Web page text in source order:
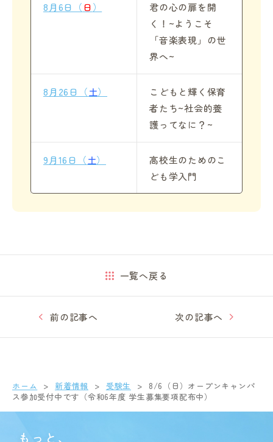
8月6日（日）
君の心の扉を開
く！~ようこそ
「音楽表現」の世
界へ~
8月26日（土）
こどもと輝く保育
者たち~社会的養
護ってなに？~
9月16日（土）
高校生のためのこ
ども学入門
前の記事へ
一覧へ戻る
次の記事へ
ホーム 新着情報 受験生
8/6（日）オープンキャンパ
ス参加受付中です（令和6年度 学生募集要項配布中）
もっと、